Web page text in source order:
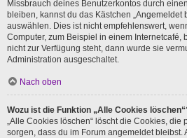
Missbrauch deines Benutzerkontos durch
bleiben, kannst du das Kästchen „Angemeldet
auswählen. Dies ist nicht empfehlenswert,
Computer, zum Beispiel in einem Internetcafé,
nicht zur Verfügung steht, dann wurde sie
Administration ausgeschaltet.
Nach oben
Wozu ist die Funktion „Alle Cookies
„Alle Cookies löschen“ löscht die Cookies, die
sorgen, dass du im Forum angemeldet bleibst.